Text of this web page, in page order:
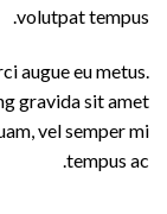
volutpat tempus.
augue eu metus.
gravida sit amet
vel semper mi
tempus ac.